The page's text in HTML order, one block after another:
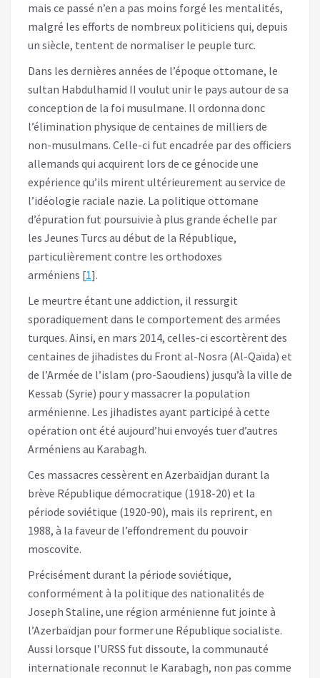
mais ce passé n’en a pas moins forgé les mentalités,
malgré les efforts de nombreux politiciens qui, depuis
un siècle, tentent de normaliser le peuple turc.
Dans les dernières années de l’époque ottomane, le
sultan Habdulhamid II voulut unir le pays autour de sa
conception de la foi musulmane. Il ordonna donc
l’élimination physique de centaines de milliers de
non-musulmans. Celle-ci fut encadrée par des officiers
allemands qui acquirent lors de ce génocide une
expérience qu’ils mirent ultérieurement au service de
l’idéologie raciale nazie. La politique ottomane
d’épuration fut poursuivie à plus grande échelle par
les Jeunes Turcs au début de la République,
particulièrement contre les orthodoxes
arméniens [1].
Le meurtre étant une addiction, il ressurgit
sporadiquement dans le comportement des armées
turques. Ainsi, en mars 2014, celles-ci escortèrent des
centaines de jihadistes du Front al-Nosra (Al-Qaïda) et
de l’Armée de l’islam (pro-Saoudiens) jusqu’à la ville de
Kessab (Syrie) pour y massacrer la population
arménienne. Les jihadistes ayant participé à cette
opération ont été aujourd’hui envoyés tuer d’autres
Arméniens au Karabagh.
Ces massacres cessèrent en Azerbaïdjan durant la
brève République démocratique (1918-20) et la
période soviétique (1920-90), mais ils reprirent, en
1988, à la faveur de l’effondrement du pouvoir
moscovite.
Précisément durant la période soviétique,
conformément à la politique des nationalités de
Joseph Staline, une région arménienne fut jointe à
l’Azerbaïdjan pour former une République socialiste.
Aussi lorsque l’URSS fut dissoute, la communauté
internationale reconnut le Karabagh, non pas comme